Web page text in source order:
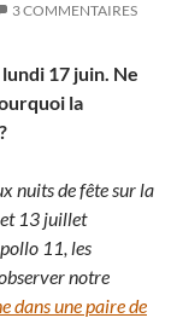
3 COMMENTAIRES
17 juin. Ne
la
nuits de fête sur la
13 juillet
11, les
notre
dans une paire de